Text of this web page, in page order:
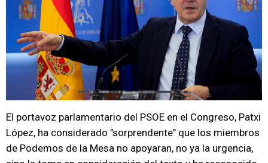
El portavoz parlamentario del PSOE en el Congreso, Patxi
López, ha considerado "sorprendente" que los miembros
de Podemos de la Mesa no apoyaran, no ya la urgencia,